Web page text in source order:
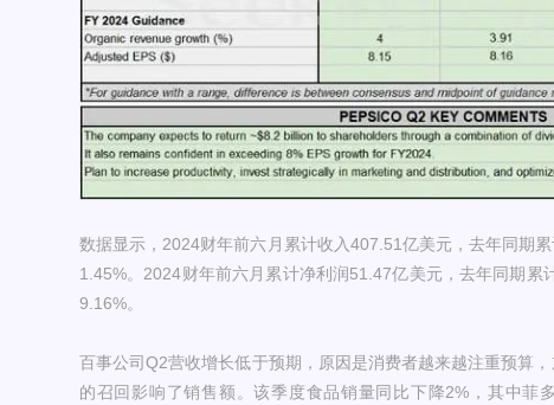
数据显示，2024财年前六月累计收入407.51亿美元，去年同期
1.45%。2024财年前六月累计净利润51.47亿美元，去年同期累
9.16%。
百事公司Q2营收增长低于预期，原因是消费者越来越注重预算
的召回影响了销售额。该季度食品销量同比下降2%，其中菲